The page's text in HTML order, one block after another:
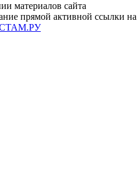
материалов сайта
прямой активной ссылки на